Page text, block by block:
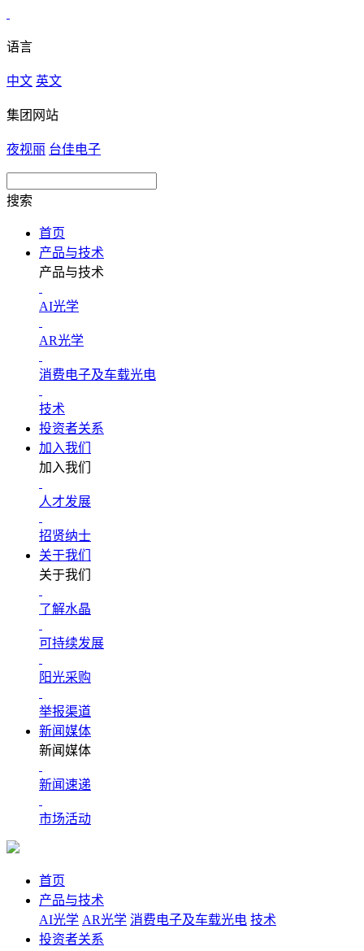
语言
中文 英文
集团网站
夜视丽 台佳电子
搜索
首页
产品与技术
产品与技术
AI光学
AR光学
消费电子及车载光电
技术
投资者关系
加入我们
加入我们
人才发展
招贤纳士
关于我们
关于我们
了解水晶
可持续发展
阳光采购
举报渠道
新闻媒体
新闻媒体
新闻速递
市场活动
首页
产品与技术
AI光学 AR光学 消费电子及车载光电 技术
投资者关系